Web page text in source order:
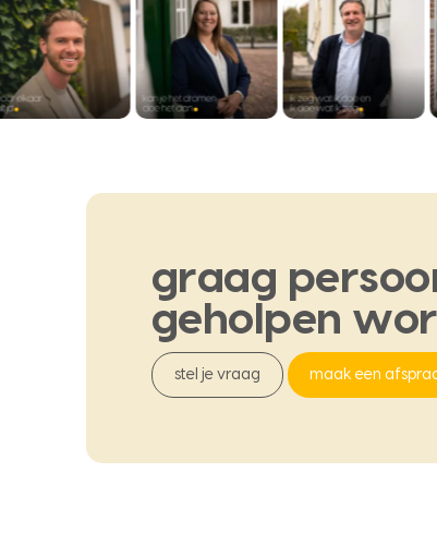
graag
geholpen
stel je vraag maak een